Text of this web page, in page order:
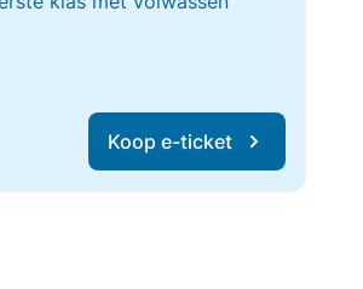
Koop e-ticket